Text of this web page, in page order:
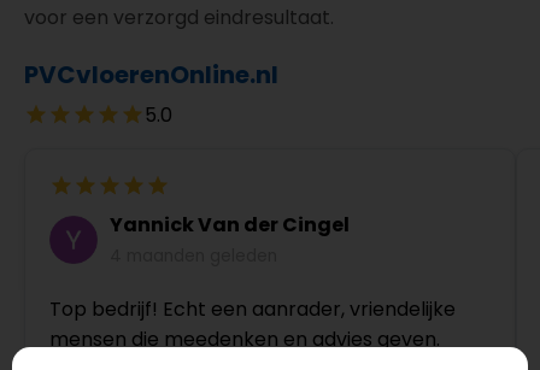
voor een verzorgd eindresultaat.
PVCvloerenOnline.nl
5.0
Yannick Van der Cingel
Top bedrijf! Echt een aanrader, vriendelijke
mensen die meedenken en advies geven.